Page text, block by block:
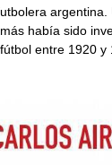
argentina.
había sido
entre 1920 y